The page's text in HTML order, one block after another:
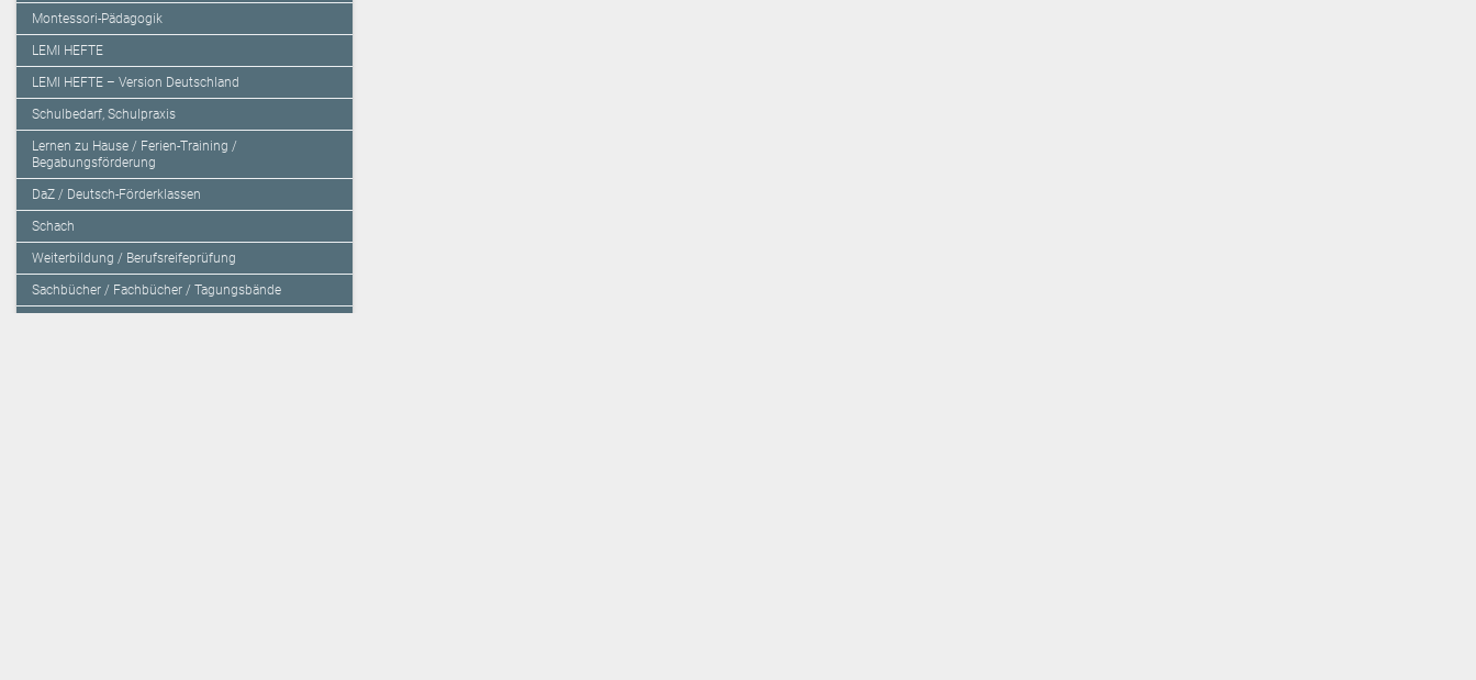
Montessori-Pädagogik
LEMI HEFTE
LEMI HEFTE – Version Deutschland
Schulbedarf, Schulpraxis
Lernen zu Hause / Ferien-Training /
Begabungsförderung
DaZ / Deutsch-Förderklassen
Schach
Weiterbildung / Berufsreifeprüfung
Sachbücher / Fachbücher / Tagungsbände